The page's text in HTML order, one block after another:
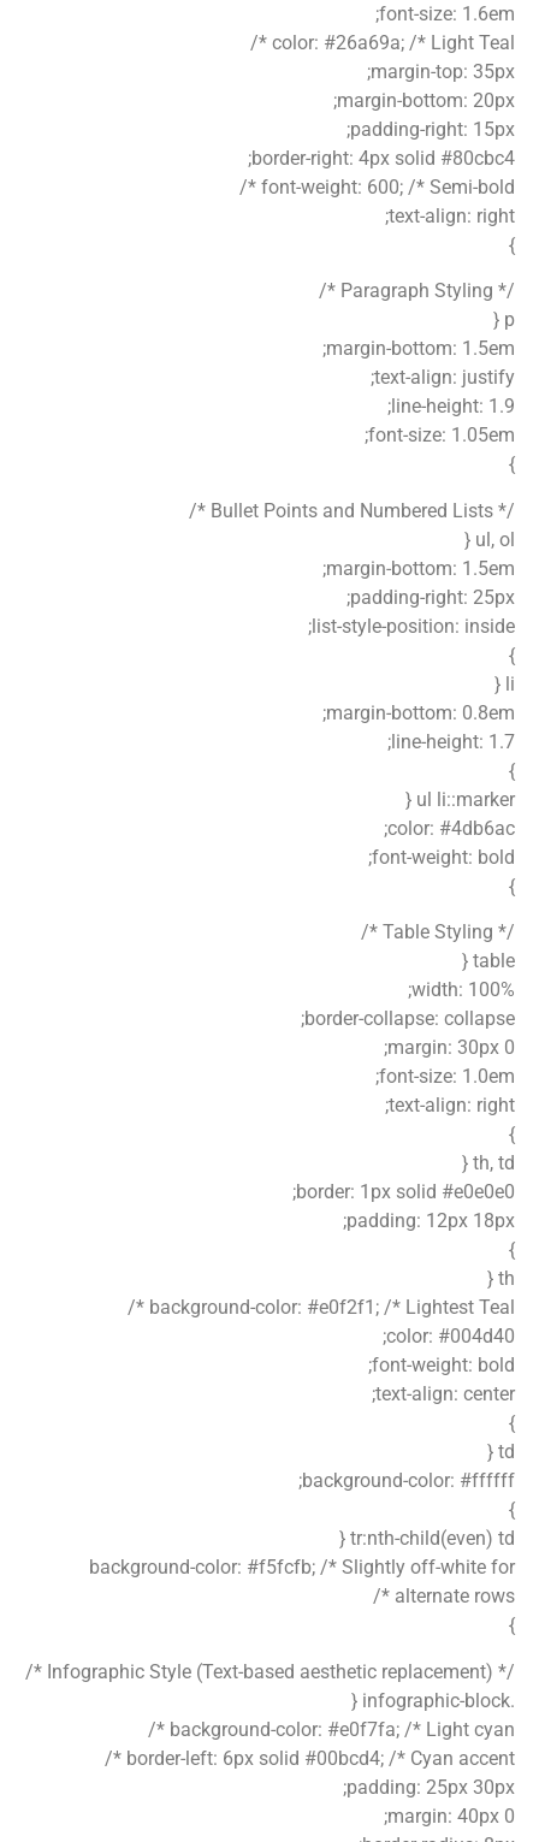
font-size: 1.6em;
color: #26a69a; /* Light Teal */
margin-top: 35px;
margin-bottom: 20px;
padding-right: 15px;
border-right: 4px solid #80cbc4;
font-weight: 600; /* Semi-bold */
text-align: right;
}
/* Paragraph Styling */
p {
margin-bottom: 1.5em;
text-align: justify;
line-height: 1.9;
font-size: 1.05em;
}
/* Bullet Points and Numbered Lists */
ul, ol {
margin-bottom: 1.5em;
padding-right: 25px;
list-style-position: inside;
}
li {
margin-bottom: 0.8em;
line-height: 1.7;
}
ul li::marker {
color: #4db6ac;
font-weight: bold;
}
/* Table Styling */
table {
width: 100%;
border-collapse: collapse;
margin: 30px 0;
font-size: 1.0em;
text-align: right;
}
th, td {
border: 1px solid #e0e0e0;
padding: 12px 18px;
}
th {
background-color: #e0f2f1; /* Lightest Teal */
color: #004d40;
font-weight: bold;
text-align: center;
}
td {
background-color: #ffffff;
}
tr:nth-child(even) td {
background-color: #f5fcfb; /* Slightly off-white for
alternate rows */
}
/* Infographic Style (Text-based aesthetic replacement) */
.infographic-block {
background-color: #e0f7fa; /* Light cyan */
border-left: 6px solid #00bcd4; /* Cyan accent */
padding: 25px 30px;
margin: 40px 0;